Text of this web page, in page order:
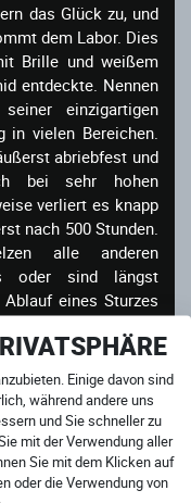
Einige davon sind
während andere uns
und Sie schneller zu
mit der Verwendung aller
Sie mit dem Klicken auf
oder die Verwendung von
das Glück zu, und
dem Labor. Dies
Brille und weißem
entdeckte. Nennen
einzigartigen
in vielen Bereichen.
abriebfest und
bei sehr hohen
verliert es knapp
nach 500 Stunden.
alle anderen
oder sind längst
eines Sturzes
Rutschen des
können genau die
werden. Denn wie
ein Feuer zu
Reibung zwischen
erkennt Hitze im